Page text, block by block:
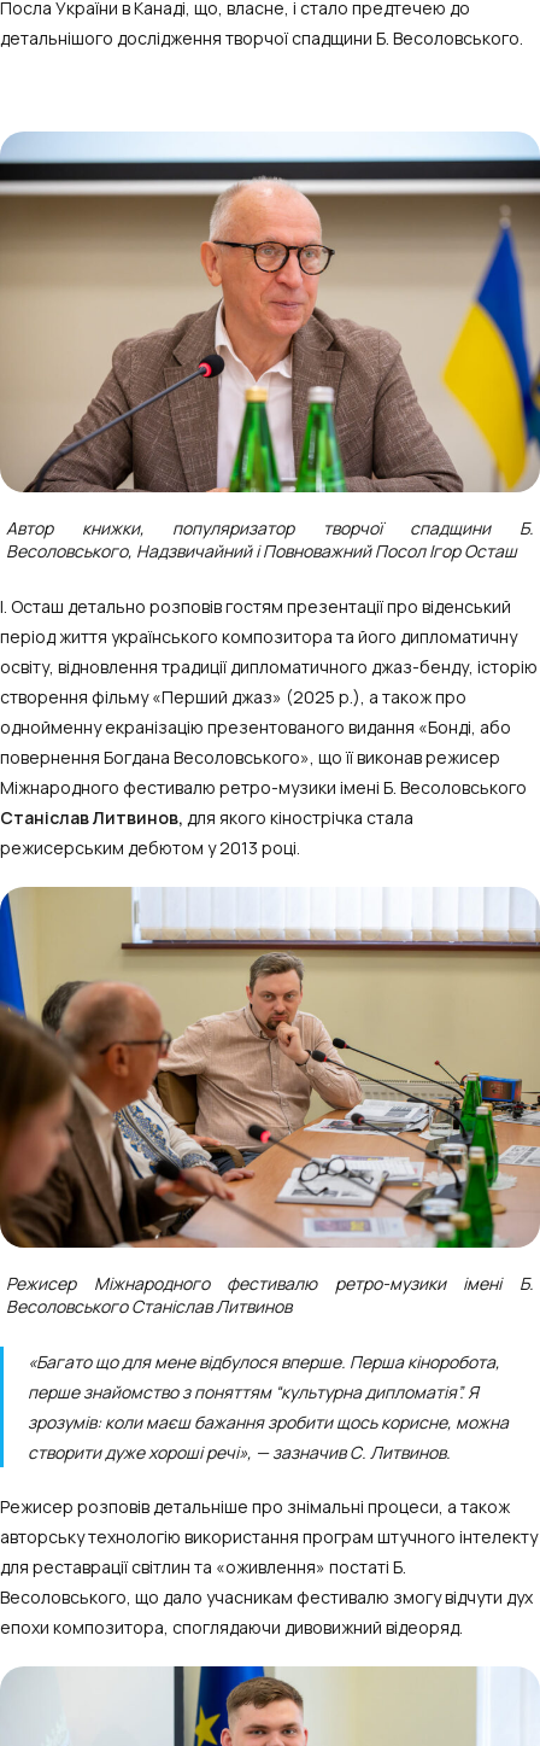
Посла України в Канаді, що, власне, і стало предтечею до
детальнішого дослідження творчої спадщини Б. Весоловського.
Автор книжки, популяризатор творчої спадщини Б.
Весоловського, Надзвичайний і Повноважний Посол Ігор Осташ
І. Осташ детально розповів гостям презентації про віденський
період життя українського композитора та його дипломатичну
освіту, відновлення традиції дипломатичного джаз-бенду, історію
створення фільму «Перший джаз» (2025 р.), а також про
однойменну екранізацію презентованого видання «Бонді, або
повернення Богдана Весоловського», що її виконав режисер
Міжнародного фестивалю ретро-музики імені Б. Весоловського
Станіслав Литвинов, для якого кінострічка стала
режисерським дебютом у 2013 році.
Режисер Міжнародного фестивалю ретро-музики імені Б.
Весоловського Станіслав Литвинов
«Багато що для мене відбулося вперше. Перша кіноробота,
перше знайомство з поняттям “культурна дипломатія”. Я
зрозумів: коли маєш бажання зробити щось корисне, можна
створити дуже хороші речі», — зазначив С. Литвинов.
Режисер розповів детальніше про знімальні процеси, а також
авторську технологію використання програм штучного інтелекту
для реставрації світлин та «оживлення» постаті Б.
Весоловського, що дало учасникам фестивалю змогу відчути дух
епохи композитора, споглядаючи дивовижний відеоряд.